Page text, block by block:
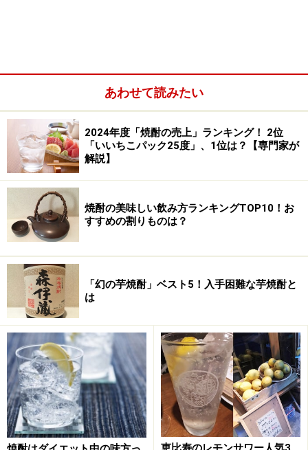
5位：かめしこみ 八幡 ろかせず 35度
明治40年創業。薩摩半島の南部、南九州市川辺町の高良
酒造は、ルーツは神主という家族のみで芋焼酎を造る小
あわせて読みたい
2024年度「焼酎の売上」ランキング！ 2位
「いいちこパック25度」、1位は？【専門家が
解説】
焼酎の美味しい飲み方ランキングTOP10！お
すすめの割りものは？
「幻の芋焼酎」ベスト5！入手困難な芋焼酎と
は